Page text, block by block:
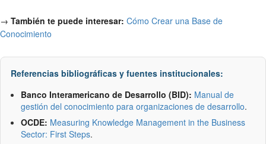
→ También te puede interesar: Cómo Crear una Base de
Conocimiento
Referencias bibliográficas y fuentes institucionales:
Banco Interamericano de Desarrollo (BID): Manual de
gestión del conocimiento para organizaciones de desarrollo.
OCDE: Measuring Knowledge Management in the Business
Sector: First Steps.